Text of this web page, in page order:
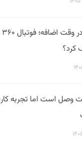
کرد؟
وصل است اما تجربه